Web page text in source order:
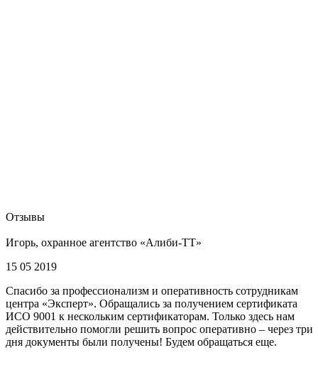
Отзывы
Игорь, охранное агентство «Алиби-ТТ»
15 05 2019
Спасибо за профессионализм и оперативность сотрудникам
центра «Эксперт». Обращались за получением сертификата
ИСО 9001 к нескольким сертификаторам. Только здесь нам
действительно помогли решить вопрос оперативно – через три
дня документы были получены! Будем обращаться еще.